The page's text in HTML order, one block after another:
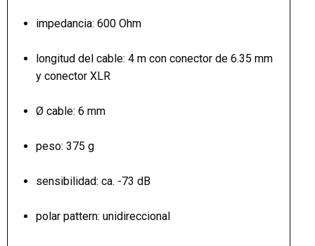
impedancia: 600 Ohm
longitud del cable: 4 m con conector de 6.35 mm
y conector XLR
Ø cable: 6 mm
peso: 375 g
sensibilidad: ca. -73 dB
polar pattern: unidireccional